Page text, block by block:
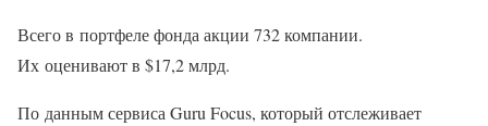
Всего в портфеле фонда акции 732 компании.
Их оценивают в $17,2 млрд.
По данным сервиса Guru Focus, который отслеживает